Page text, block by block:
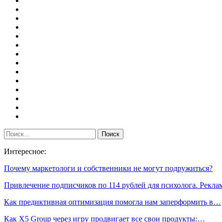
Интересное:
Почему маркетологи и собственники не могут подружиться?
Привлечение подписчиков по 114 рублей для психолога.
Как предиктивная оптимизация помогла нам заперформить в…
Как Х5 Group через игру продвигает все свои продукты:…